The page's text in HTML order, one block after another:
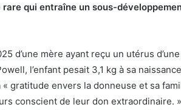
qui entraîne un sous-
d’une mère ayant reçu un utérus d’une
l’enfant pesait 3,1 kg à sa
gratitude envers la donneuse et sa
conscient de leur don extraordinaire.